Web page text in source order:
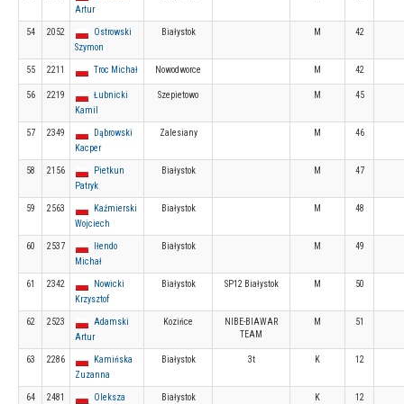
Artur
54 2052
Ostrowski
Szymon
Białystok M 42
55 2211 Troc Michał Nowodworce M 42
56 2219
Łubnicki
Kamil
Szepietowo M 45
57 2349
Dąbrowski
Kacper
Zalesiany M 46
58 2156
Pietkun
Patryk
Białystok M 47
59 2563
Kaźmierski
Wojciech
Białystok M 48
60 2537
Iłendo
Michał
Białystok M 49
61 2342
Nowicki
Krzysztof
Białystok SP12 Białystok M 50
62 2523
Adamski
Artur
Kozińce
NIBE-BIAWAR
TEAM
M 51
63 2286
Kamińska
Zuzanna
Białystok 3t K 12
64 2481
Oleksza
Białystok K 12